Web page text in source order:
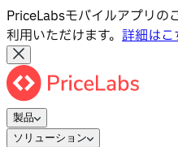
PriceLabsモバイルアプリの
利用いただけます。 詳細はこ
製品
ソリューション